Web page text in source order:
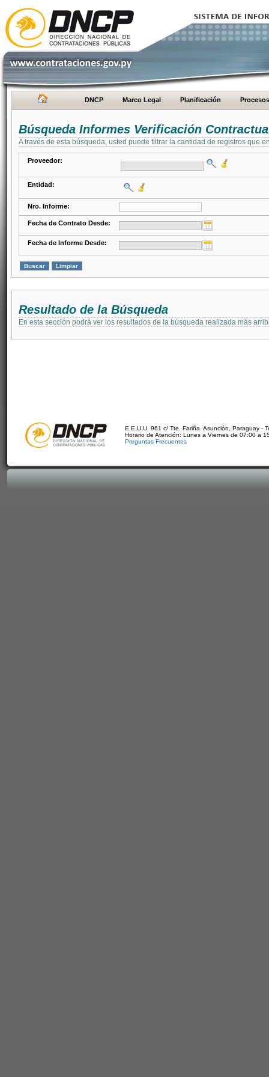
DNCP Marco Legal Planificación Procesos
Búsqueda Informes Verificación
A través de esta búsqueda, usted puede filtrar la cantidad de registros que
Proveedor:
Entidad:
Nro. Informe:
Fecha de Contrato Desde:
Fecha de Informe Desde:
Resultado de la Búsqueda
En esta sección podrá ver los resultados de la búsqueda realizada más
E.E.U.U. 961 c/ Tte. Fariña. Asunción, Paraguay -
Horario de Atención: Lunes a Viernes de 07:00 a
Preguntas Frecuentes